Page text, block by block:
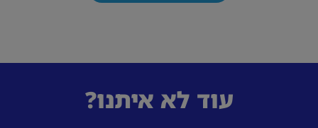
עוד לא איתנו?